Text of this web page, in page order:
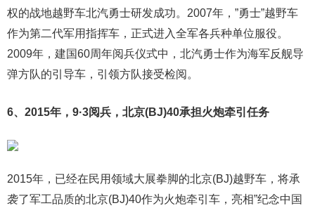
权的战地越野车北汽勇士研发成功。2007年，”勇士”越野车
作为第二代军用指挥车，正式进入全军各兵种单位服役。
2009年，建国60周年阅兵仪式中，北汽勇士作为海军反舰导
弹方队的引导车，引领方队接受检阅。
6、2015年，9·3阅兵，北京(BJ)40承担火炮牵引任务
2015年，已经在民用领域大展拳脚的北京(BJ)越野车，将承
袭了军工品质的北京(BJ)40作为火炮牵引车，亮相”纪念中国